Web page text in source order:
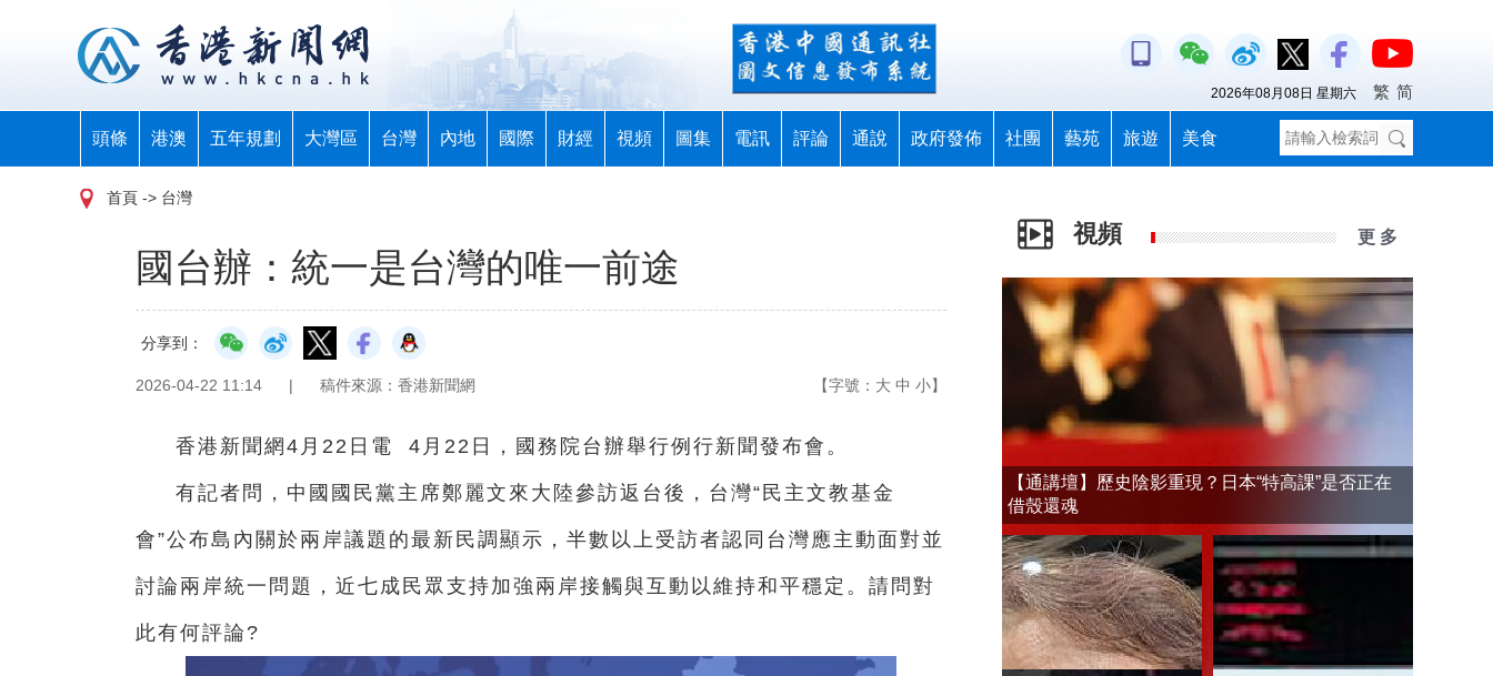
頭條 港澳 五年規劃 大灣區 台灣 內地 國際 財經 視頻 圖集 電訊 評論 通說 政府發佈 社團 藝苑 旅遊 美食
2026年08月08日 星期六 繁 简
首頁 -> 台灣
國台辦：統一是台灣的唯一前途
分享到：
2026-04-22 11:14 | 稿件來源：香港新聞網 【字號： 大 中 小】
香港新聞網4月22日電 4月22日，國務院台辦舉行例行新聞發布會。
有記者問，中國國民黨主席鄭麗文來大陸參訪返台後，台灣“民主文教基金
會”公布島內關於兩岸議題的最新民調顯示，半數以上受訪者認同台灣應主動面對並
討論兩岸統一問題，近七成民眾支持加強兩岸接觸與互動以維持和平穩定。請問對
此有何評論?
視頻 更 多
【通講壇】歷史陰影重現？日本“特高課”是否正在
借殼還魂